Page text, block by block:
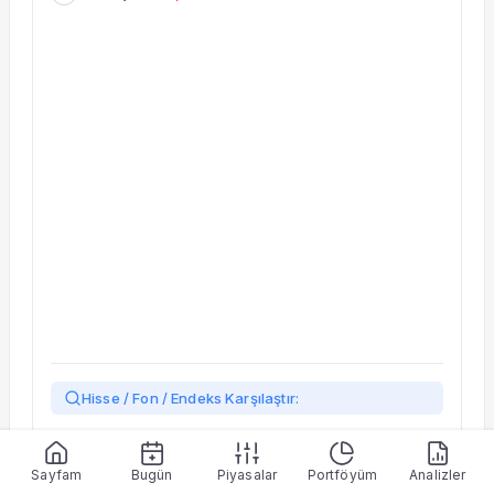
Hisse / Fon / Endeks Karşılaştır:
Yükleniyor…
Sayfam
Bugün Piyasalar Portföyüm Analizler